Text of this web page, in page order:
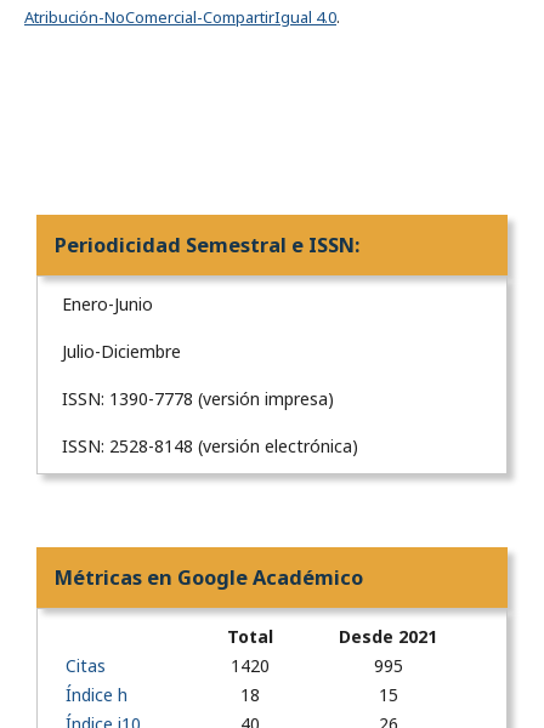
Atribución-NoComercial-CompartirIgual 4.0.
Periodicidad Semestral e ISSN:
Enero-Junio
Julio-Diciembre
ISSN: 1390-7778 (versión impresa)
ISSN: 2528-8148 (versión electrónica)
Métricas en Google Académico
Total
Desde 2021
Citas
1420
995
Índice h
18
15